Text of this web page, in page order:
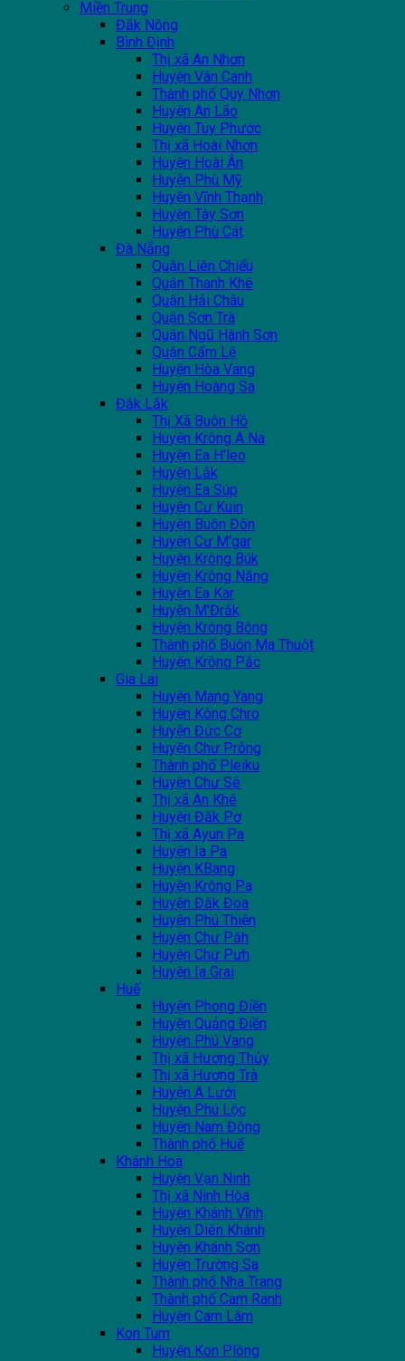
Miền Trung
Đắk Nông
Bình Định
Thị xã An Nhơn
Huyện Vân Canh
Thành phố Quy Nhơn
Huyện An Lão
Huyện Tuy Phước
Thị xã Hoài Nhơn
Huyện Hoài Ân
Huyện Phù Mỹ
Huyện Vĩnh Thạnh
Huyện Tây Sơn
Huyện Phù Cát
Đà Nẵng
Quận Liên Chiểu
Quận Thanh Khê
Quận Hải Châu
Quận Sơn Trà
Quận Ngũ Hành Sơn
Quận Cẩm Lệ
Huyện Hòa Vang
Huyện Hoàng Sa
Đắk Lắk
Thị Xã Buôn Hồ
Huyện Krông A Na
Huyện Ea H'leo
Huyện Lắk
Huyện Ea Súp
Huyện Cư Kuin
Huyện Buôn Đôn
Huyện Cư M'gar
Huyện Krông Búk
Huyện Krông Năng
Huyện Ea Kar
Huyện M'Đrắk
Huyện Krông Bông
Thành phố Buôn Ma Thuột
Huyện Krông Pắc
Gia Lai
Huyện Mang Yang
Huyện Kông Chro
Huyện Đức Cơ
Huyện Chư Prông
Thành phố Pleiku
Huyện Chư Sê
Thị xã An Khê
Huyện Đăk Pơ
Thị xã Ayun Pa
Huyện Ia Pa
Huyện KBang
Huyện Krông Pa
Huyện Đăk Đoa
Huyện Phú Thiện
Huyện Chư Păh
Huyện Chư Pưh
Huyện Ia Grai
Huế
Huyện Phong Điền
Huyện Quảng Điền
Huyện Phú Vang
Thị xã Hương Thủy
Thị xã Hương Trà
Huyện A Lưới
Huyện Phú Lộc
Huyện Nam Đông
Thành phố Huế
Khánh Hoà
Huyện Vạn Ninh
Thị xã Ninh Hòa
Huyện Khánh Vĩnh
Huyện Diên Khánh
Huyện Khánh Sơn
Huyện Trường Sa
Thành phố Nha Trang
Thành phố Cam Ranh
Huyện Cam Lâm
Kon Tum
Huyện Kon Plông